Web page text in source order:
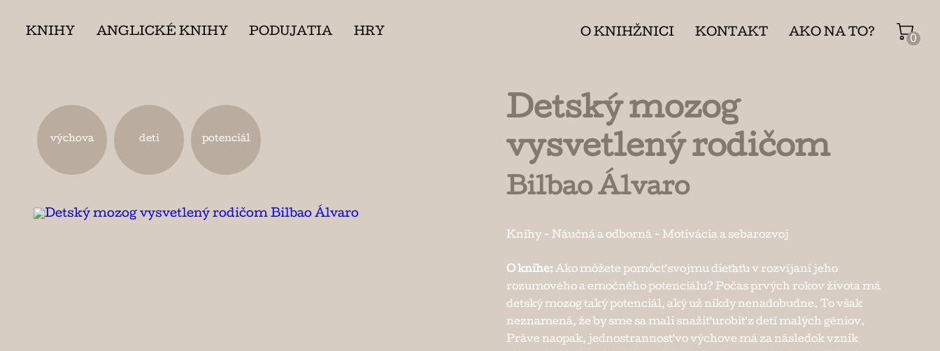
KNIHY ANGLICKÉ KNIHY PODUJATIA HRY O KNIHŽNICI KONTAKT AKO NA TO?
0
výchova deti potenciál
Detský mozog
vysvetlený rodičom
Bilbao Álvaro
Knihy - Náučná a odborná - Motivácia a sebarozvoj
O knihe: Ako môžete pomôcť svojmu dieťaťu v rozvíjaní jeho
rozumového a emočného potenciálu? Počas prvých rokov života má
detský mozog taký potenciál, aký už nikdy nenadobudne. To však
neznamená, že by sme sa mali snažiť urobiť z detí malých géniov.
Práve naopak, jednostrannosť vo výchove má za následok vznik